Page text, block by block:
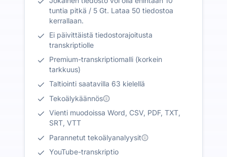
tuntia pitkä / 5 Gt. Lataa 50 tiedostoa
kerrallaan.
Ei päivittäistä tiedostorajoitusta
transkriptiolle
Premium-transkriptiomalli (korkein
tarkkuus)
Taltiointi saatavilla 63 kielellä
Tekoälykäännös
Vienti muodoissa Word, CSV, PDF, TXT,
SRT, VTT
Parannetut tekoälyanalyysit
YouTube-transkriptio